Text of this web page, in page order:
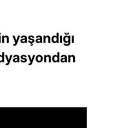
yaşandığı